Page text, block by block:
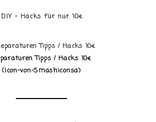
DIY - Hacks für nur 10€
Tipps / Hacks 10€
(Icon-von-Smashiconsa)